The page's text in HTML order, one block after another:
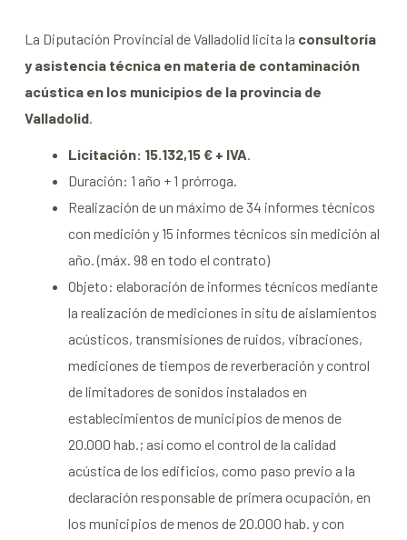
La Diputación Provincial de Valladolid licita la consultoría
y asistencia técnica en materia de contaminación
acústica en los municipios de la provincia de
Valladolid.
Licitación: 15.132,15 € + IVA.
Duración: 1 año + 1 prórroga.
Realización de un máximo de 34 informes técnicos
con medición y 15 informes técnicos sin medición al
año. (máx. 98 en todo el contrato)
Objeto: elaboración de informes técnicos mediante
la realización de mediciones in situ de aislamientos
acústicos, transmisiones de ruidos, vibraciones,
mediciones de tiempos de reverberación y control
de limitadores de sonidos instalados en
establecimientos de municipios de menos de
20.000 hab.; así como el control de la calidad
acústica de los edificios, como paso previo a la
declaración responsable de primera ocupación, en
los municipios de menos de 20.000 hab. y con